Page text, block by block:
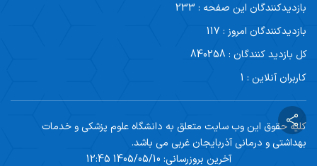
بازدیدکنندگان این صفحه : 233
بازدیدکنندگان امروز : 117
کل بازدید کنندگان : 840258
کاربران آنلاین : 1
کلیه حقوق این وب سایت متعلق به دانشگاه علوم پزشکی و خدمات
بهداشتی و درمانی آذربایجان غربی می باشد.
آخرین بروزرسانی: 1405/05/10 12:45